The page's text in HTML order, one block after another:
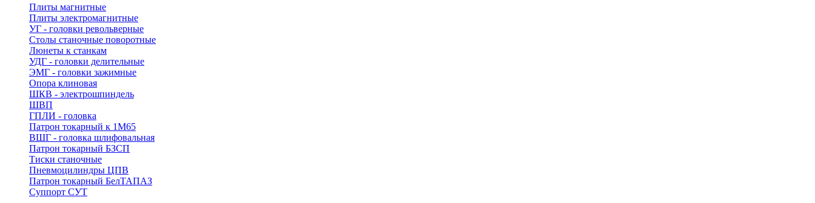
Плиты магнитные
Плиты электромагнитные
УГ - головки револьверные
Столы станочные поворотные
Люнеты к станкам
УДГ - головки делительные
ЭМГ - головки зажимные
Опора клиновая
ШКВ - электрошпиндель
ШВП
ГПЛИ - головка
Патрон токарный к 1М65
ВШГ - головка шлифовальная
Патрон токарный БЗСП
Тиски станочные
Пневмоцилиндры ЦПВ
Патрон токарный БелТАПАЗ
Суппорт СУТ